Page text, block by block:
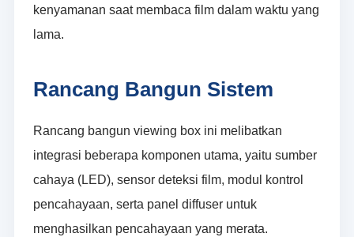
kenyamanan saat membaca film dalam waktu yang
lama.
Rancang Bangun Sistem
Rancang bangun viewing box ini melibatkan
integrasi beberapa komponen utama, yaitu sumber
cahaya (LED), sensor deteksi film, modul kontrol
pencahayaan, serta panel diffuser untuk
menghasilkan pencahayaan yang merata.